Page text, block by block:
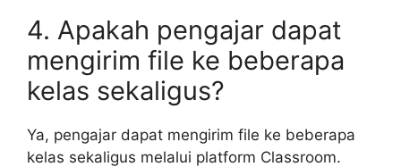
4. Apakah pengajar dapat
mengirim file ke beberapa
kelas sekaligus?
Ya, pengajar dapat mengirim file ke beberapa
kelas sekaligus melalui platform Classroom.